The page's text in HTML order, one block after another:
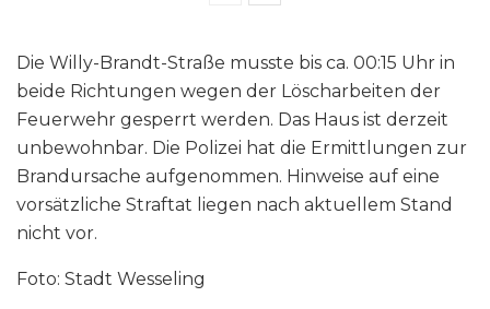
Die Willy-Brandt-Straße musste bis ca. 00:15 Uhr in
beide Richtungen wegen der Löscharbeiten der
Feuerwehr gesperrt werden. Das Haus ist derzeit
unbewohnbar. Die Polizei hat die Ermittlungen zur
Brandursache aufgenommen. Hinweise auf eine
vorsätzliche Straftat liegen nach aktuellem Stand
nicht vor.
Foto: Stadt Wesseling